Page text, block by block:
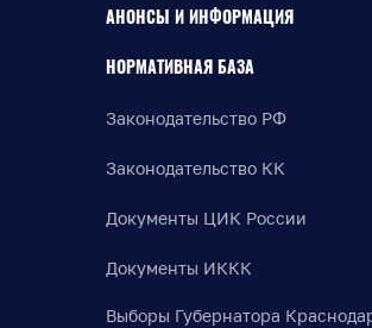
АНОНСЫ И ИНФОРМАЦИЯ
НОРМАТИВНАЯ БАЗА
Законодательство РФ
Законодательство КК
Документы ЦИК России
Документы ИККК
Выборы Губернатора